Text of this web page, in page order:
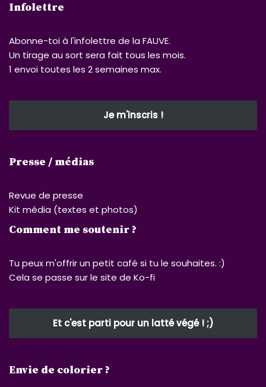
Infolettre
Abonne-toi à l'infolettre de la FAUVE.
Un tirage au sort sera fait tous les mois.
1 envoi toutes les 2 semaines max.
Je m'inscris !
Presse / médias
Revue de presse
Kit média (textes et photos)
Comment me soutenir ?
Tu peux m'offrir un petit café si tu le souhaites. :)
Cela se passe sur le site de Ko-fi
Et c'est parti pour un latté végé ! ;)
Envie de colorier ?